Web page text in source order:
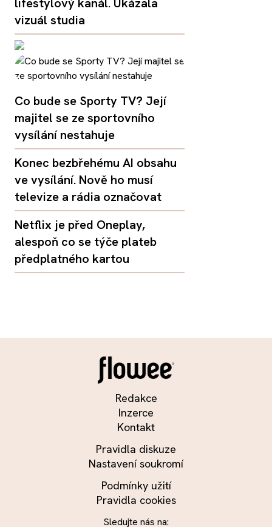
vizuál studia
Co bude se Sporty TV? Její
majitel se ze sportovního
vysílání nestahuje
Konec bezbřehému AI obsahu
ve vysílání. Nově ho musí
televize a rádia označovat
Netflix je před Oneplay,
alespoň co se týče plateb
předplatného kartou
Redakce
Inzerce
Kontakt
Pravidla diskuze
Nastavení soukromí
Podmínky užití
Pravidla cookies
Sledujte nás na: